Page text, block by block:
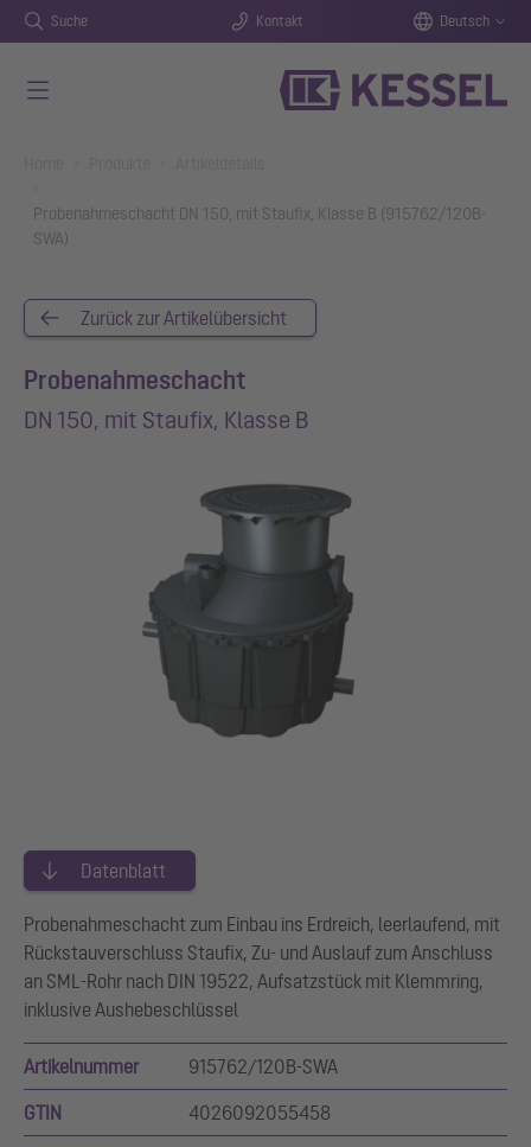
Suche Kontakt Deutsch
Probenahmeschacht DN 150, mit Staufix, Klasse B (915762/120B-
SWA)
Zurück zur Artikelübersicht
Probenahmeschacht
DN 150, mit Staufix, Klasse B
Datenblatt
Probenahmeschacht zum Einbau ins Erdreich, leerlaufend, mit
Rückstauverschluss Staufix, Zu- und Auslauf zum Anschluss
an SML-Rohr nach DIN 19522, Aufsatzstück mit Klemmring,
inklusive Aushebeschlüssel
Artikelnummer 915762/120B-SWA
GTIN 4026092055458